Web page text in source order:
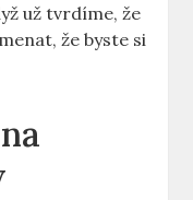
⁤už tvrdíme, že
že byste si